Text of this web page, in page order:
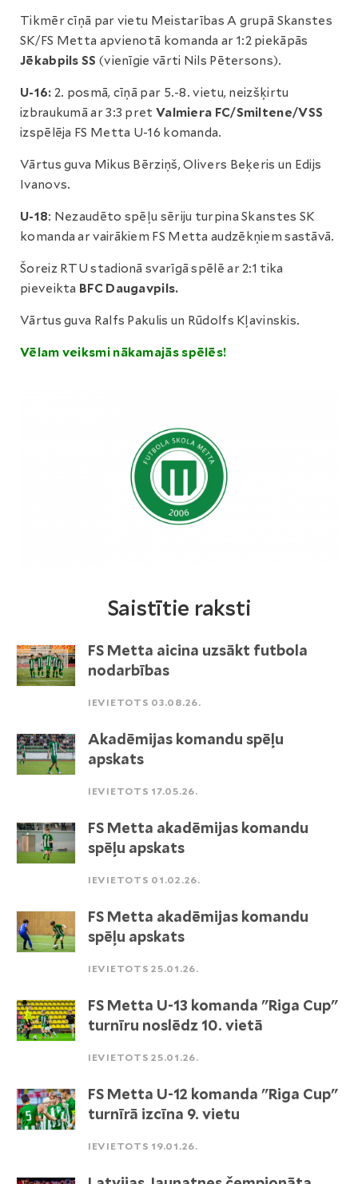
Tikmēr cīņā par vietu Meistarības A grupā Skanstes
SK/FS Metta apvienotā komanda ar 1:2 piekāpās
Jēkabpils SS (vienīgie vārti Nils Pētersons).
U-16: 2. posmā, cīņā par 5.-8. vietu, neizšķirtu
izbraukumā ar 3:3 pret Valmiera FC/Smiltene/VSS
izspēlēja FS Metta U-16 komanda.
Vārtus guva Mikus Bērziņš, Olivers Beķeris un Edijs
Ivanovs.
U-18: Nezaudēto spēļu sēriju turpina Skanstes SK
komanda ar vairākiem FS Metta audzēkņiem sastāvā.
Šoreiz RTU stadionā svarīgā spēlē ar 2:1 tika
pieveikta BFC Daugavpils.
Vārtus guva Ralfs Pakulis un Rūdolfs Kļavinskis.
Vēlam veiksmi nākamajās spēlēs!
Saistītie raksti
FS Metta aicina uzsākt futbola
nodarbības
IEVIETOTS 03.08.26.
Akadēmijas komandu spēļu
apskats
IEVIETOTS 17.05.26.
FS Metta akadēmijas komandu
spēļu apskats
IEVIETOTS 01.02.26.
FS Metta akadēmijas komandu
spēļu apskats
IEVIETOTS 25.01.26.
FS Metta U-13 komanda "Riga Cup"
turnīru noslēdz 10. vietā
IEVIETOTS 25.01.26.
FS Metta U-12 komanda "Riga Cup"
turnīrā izcīna 9. vietu
IEVIETOTS 19.01.26.